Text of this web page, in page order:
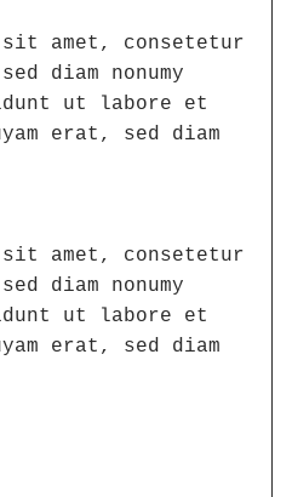
sit amet, consetetur
diam nonumy
ut labore et
erat, sed diam
sit amet, consetetur
diam nonumy
ut labore et
erat, sed diam